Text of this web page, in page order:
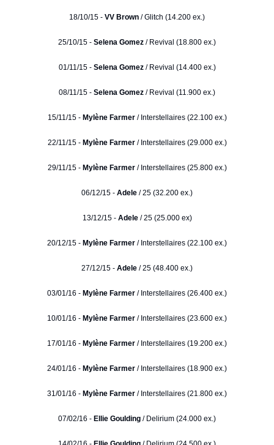
18/10/15 - VV Brown / Glitch (14.200 ex.)
25/10/15 - Selena Gomez / Revival (18.800 ex.)
01/11/15 - Selena Gomez/ Revival (14.400 ex.)
08/11/15 - Selena Gomez / Revival (11.900 ex.)
15/11/15 - Mylène Farmer/ Interstellaires (22.100 ex.)
22/11/15 - Mylène Farmer/ Interstellaires (29.000 ex.)
29/11/15 - Mylène Farmer/ Interstellaires (25.800 ex.)
06/12/15 - Adele / 25 (32.200 ex.)
13/12/15 - Adele / 25 (25.000 ex)
20/12/15 - Mylène Farmer / Interstellaires (22.100 ex.)
27/12/15 - Adele / 25 (48.400 ex.)
03/01/16 - Mylène Farmer / Interstellaires (26.400 ex.)
10/01/16 - Mylène Farmer / Interstellaires (23.600 ex.)
17/01/16 - Mylène Farmer / Interstellaires (19.200 ex.)
24/01/16 - Mylène Farmer / Interstellaires (18.900 ex.)
31/01/16 - Mylène Farmer / Interstellaires (21.800 ex.)
07/02/16 - Ellie Goulding / Delirium (24.000 ex.)